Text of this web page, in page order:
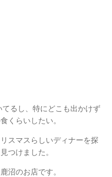
るし、特にどこも出かけず
くらいしたい。
スマスらしいディナーを探
つけました。
沼のお店です。